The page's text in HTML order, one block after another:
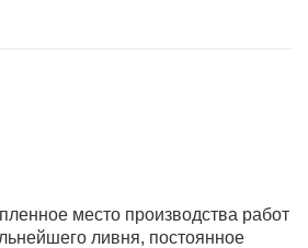
место производства работ
ливня, постоянное